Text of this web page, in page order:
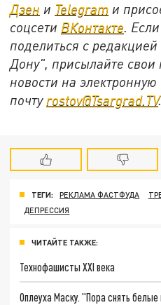
Дзен и Telegram и
соцсети ВКонтакте.
поделиться с
Дону", присылайте
новости на электронную
почту rostov@Tsargrad.ТV.
ТЕГИ: РЕКЛАМА ФАСТФУДА
ДЕПРЕССИЯ
ЧИТАЙТЕ ТАКЖЕ:
Технофашисты XXI века
Оплеуха Маску. "Пора снять